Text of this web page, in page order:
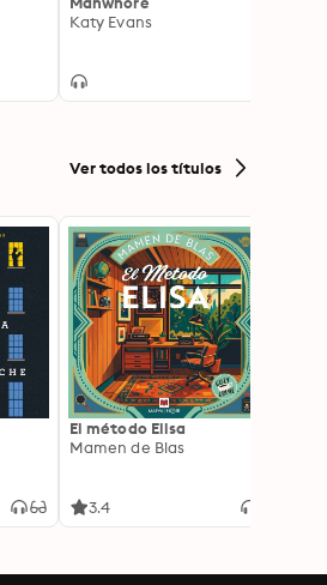
Katy Evans
Ver todos los títulos
El método Elisa
Mamen de Blas
3.4